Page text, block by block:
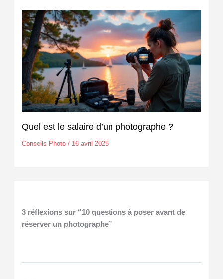
Quel est le salaire d’un photographe ?
Conseils Photo/ 16 avril 2025
3 réflexions sur “10 questions à poser avant de
réserver un photographe”